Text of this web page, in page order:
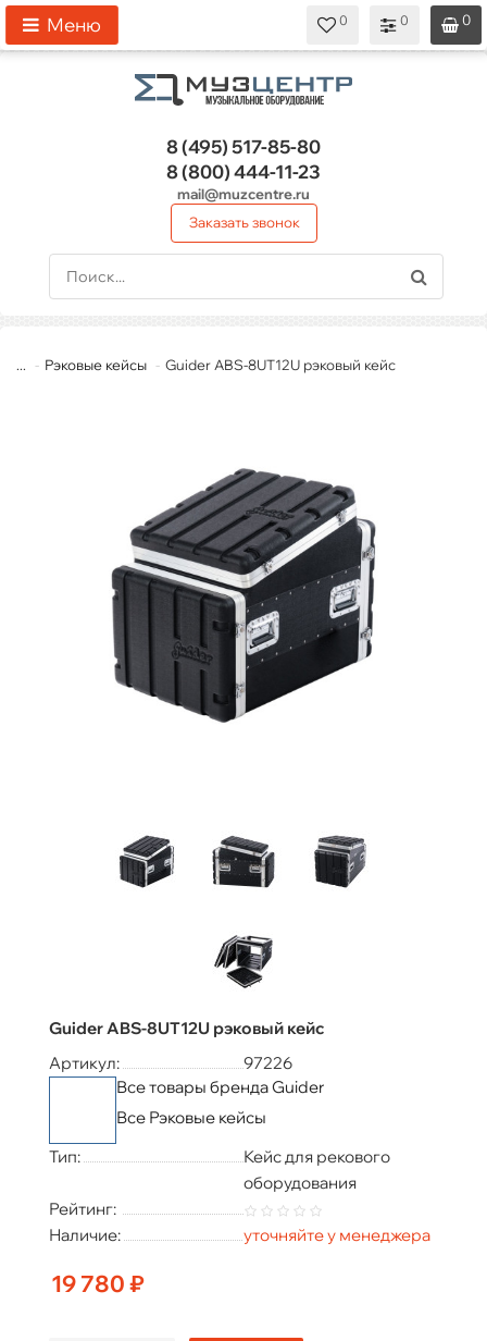
0
0
0
Меню
8 (495)517-85-80
8 (800)444-11-23
mail@muzcentre.ru
Заказать звонок
... Рэковые кейсы Guider ABS-8UT12U рэковый кейс
Guider ABS-8UT12U рэковый кейс
Артикул:
97226
Все товары бренда Guider
Все Рэковые кейсы
Тип:
Кейс для рекового
оборудования
Рейтинг:
Наличие:
уточняйте у менеджера
19 780 ₽